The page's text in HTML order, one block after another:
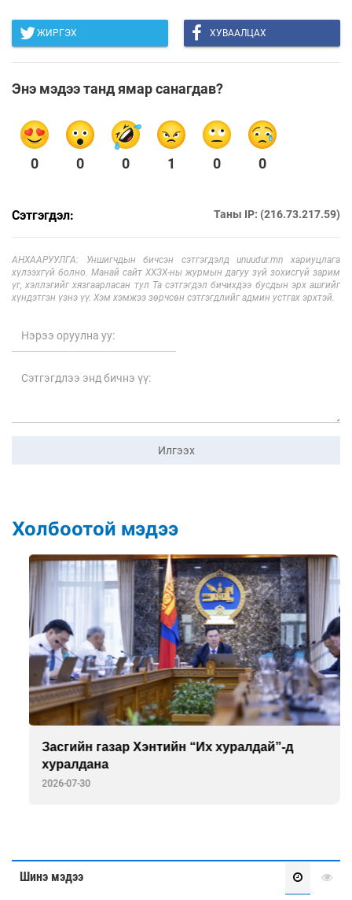
ЖИРГЭХ ХУВААЛЦАХ
Энэ мэдээ танд ямар санагдав?
0 0 0 1 0 0
Сэтгэгдэл: Таны IP: (216.73.217.59)
АНХААРУУЛГА: Уншигчдын бичсэн сэтгэгдэлд unuudur.mn хариуцлага
хүлээхгүй болно. Манай сайт ХХЗХ-ны журмын дагуу зүй зохисгүй зарим
үг, хэллэгийг хязгаарласан тул Та сэтгэгдэл бичихдээ бусдын эрх ашгийг
хүндэтгэн үзнэ үү. Хэм хэмжээ зөрчсөн сэтгэгдлийг админ устгах эрхтэй.
Илгээх
Холбоотой мэдээ
Засгийн газар Хэнтийн “Их хуралдай”-д
хуралдана
2026-07-30
Шинэ мэдээ